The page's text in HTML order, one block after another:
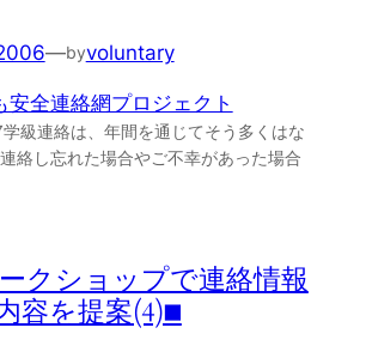
—byvoluntary
安全連絡網プロジェクト
級連絡は、年間を通じてそう多くはな
絡し忘れた場合やご不幸があった場合
クショップで連絡情報
容を提案(4)■